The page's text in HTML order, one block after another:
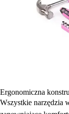
Ergonomiczna
Wszystkie narzędzia